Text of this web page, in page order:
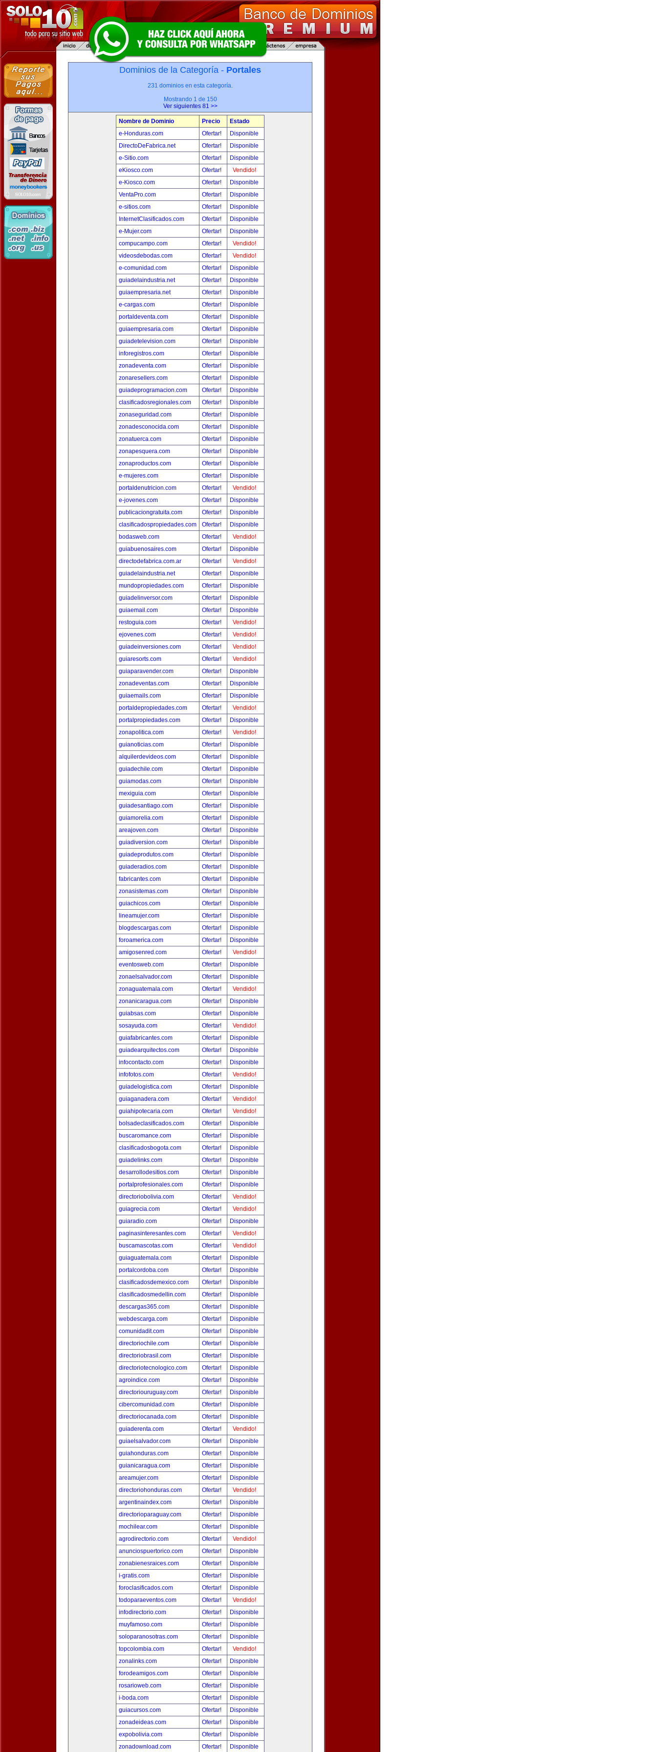
Dominios de la Categoría - Portales
231 dominios en esta categoría.
Mostrando 1 de 150
Ver siguientes 81 >>
Nombre de Dominio Precio
Estado
e-Honduras.com
Ofertar!
Disponible
DirectoDeFabrica.net
Ofertar!
Disponible
e-Sitio.com
Ofertar!
Disponible
eKiosco.com
Ofertar!
Vendido!
e-Kiosco.com
Ofertar!
Disponible
VentaPro.com
Ofertar!
Disponible
e-sitios.com
Ofertar!
Disponible
InternetClasificados.com
Ofertar!
Disponible
e-Mujer.com
Ofertar!
Disponible
compucampo.com
Ofertar!
Vendido!
videosdebodas.com
Ofertar!
Vendido!
e-comunidad.com
Ofertar!
Disponible
guiadelaindustria.net
Ofertar!
Disponible
guiaempresaria.net
Ofertar!
Disponible
e-cargas.com
Ofertar!
Disponible
portaldeventa.com
Ofertar!
Disponible
guiaempresaria.com
Ofertar!
Disponible
guiadetelevision.com
Ofertar!
Disponible
inforegistros.com
Ofertar!
Disponible
zonadeventa.com
Ofertar!
Disponible
zonaresellers.com
Ofertar!
Disponible
guiadeprogramacion.com
Ofertar!
Disponible
clasificadosregionales.com
Ofertar!
Disponible
zonaseguridad.com
Ofertar!
Disponible
zonadesconocida.com
Ofertar!
Disponible
zonatuerca.com
Ofertar!
Disponible
zonapesquera.com
Ofertar!
Disponible
zonaproductos.com
Ofertar!
Disponible
e-mujeres.com
Ofertar!
Disponible
portaldenutricion.com
Ofertar!
Vendido!
e-jovenes.com
Ofertar!
Disponible
publicaciongratuita.com
Ofertar!
Disponible
clasificadospropiedades.com
Ofertar!
Disponible
bodasweb.com
Ofertar!
Vendido!
guiabuenosaires.com
Ofertar!
Disponible
directodefabrica.com.ar
Ofertar!
Vendido!
guiadelaindustria.net
Ofertar!
Disponible
mundopropiedades.com
Ofertar!
Disponible
guiadelinversor.com
Ofertar!
Disponible
guiaemail.com
Ofertar!
Disponible
restoguia.com
Ofertar!
Vendido!
ejovenes.com
Ofertar!
Vendido!
guiadeinversiones.com
Ofertar!
Vendido!
guiaresorts.com
Ofertar!
Vendido!
guiaparavender.com
Ofertar!
Disponible
zonadeventas.com
Ofertar!
Disponible
guiaemails.com
Ofertar!
Disponible
portaldepropiedades.com
Ofertar!
Vendido!
portalpropiedades.com
Ofertar!
Disponible
zonapolitica.com
Ofertar!
Vendido!
guianoticias.com
Ofertar!
Disponible
alquilerdevideos.com
Ofertar!
Disponible
guiadechile.com
Ofertar!
Disponible
guiamodas.com
Ofertar!
Disponible
mexiguia.com
Ofertar!
Disponible
guiadesantiago.com
Ofertar!
Disponible
guiamorelia.com
Ofertar!
Disponible
areajoven.com
Ofertar!
Disponible
guiadiversion.com
Ofertar!
Disponible
guiadeprodutos.com
Ofertar!
Disponible
guiaderadios.com
Ofertar!
Disponible
fabricantes.com
Ofertar!
Disponible
zonasistemas.com
Ofertar!
Disponible
guiachicos.com
Ofertar!
Disponible
lineamujer.com
Ofertar!
Disponible
blogdescargas.com
Ofertar!
Disponible
foroamerica.com
Ofertar!
Disponible
amigosenred.com
Ofertar!
Vendido!
eventosweb.com
Ofertar!
Disponible
zonaelsalvador.com
Ofertar!
Disponible
zonaguatemala.com
Ofertar!
Vendido!
zonanicaragua.com
Ofertar!
Disponible
guiabsas.com
Ofertar!
Disponible
sosayuda.com
Ofertar!
Vendido!
guiafabricantes.com
Ofertar!
Disponible
guiadearquitectos.com
Ofertar!
Disponible
infocontacto.com
Ofertar!
Disponible
infofotos.com
Ofertar!
Vendido!
guiadelogistica.com
Ofertar!
Disponible
guiaganadera.com
Ofertar!
Vendido!
guiahipotecaria.com
Ofertar!
Vendido!
bolsadeclasificados.com
Ofertar!
Disponible
buscaromance.com
Ofertar!
Disponible
clasificadosbogota.com
Ofertar!
Disponible
guiadelinks.com
Ofertar!
Disponible
desarrollodesitios.com
Ofertar!
Disponible
portalprofesionales.com
Ofertar!
Disponible
directoriobolivia.com
Ofertar!
Vendido!
guiagrecia.com
Ofertar!
Vendido!
guiaradio.com
Ofertar!
Disponible
paginasinteresantes.com
Ofertar!
Vendido!
buscamascotas.com
Ofertar!
Vendido!
guiaguatemala.com
Ofertar!
Disponible
portalcordoba.com
Ofertar!
Disponible
clasificadosdemexico.com
Ofertar!
Disponible
clasificadosmedellin.com
Ofertar!
Disponible
descargas365.com
Ofertar!
Disponible
webdescarga.com
Ofertar!
Disponible
comunidadit.com
Ofertar!
Disponible
directoriochile.com
Ofertar!
Disponible
directoriobrasil.com
Ofertar!
Disponible
directoriotecnologico.com
Ofertar!
Disponible
agroindice.com
Ofertar!
Disponible
directoriouruguay.com
Ofertar!
Disponible
cibercomunidad.com
Ofertar!
Disponible
directoriocanada.com
Ofertar!
Disponible
guiaderenta.com
Ofertar!
Vendido!
guiaelsalvador.com
Ofertar!
Disponible
guiahonduras.com
Ofertar!
Disponible
guianicaragua.com
Ofertar!
Disponible
areamujer.com
Ofertar!
Disponible
directoriohonduras.com
Ofertar!
Vendido!
argentinaindex.com
Ofertar!
Disponible
directorioparaguay.com
Ofertar!
Disponible
mochilear.com
Ofertar!
Disponible
agrodirectorio.com
Ofertar!
Vendido!
anunciospuertorico.com
Ofertar!
Disponible
zonabienesraices.com
Ofertar!
Disponible
i-gratis.com
Ofertar!
Disponible
foroclasificados.com
Ofertar!
Disponible
todoparaeventos.com
Ofertar!
Vendido!
infodirectorio.com
Ofertar!
Disponible
muyfamoso.com
Ofertar!
Disponible
soloparanosotras.com
Ofertar!
Disponible
topcolombia.com
Ofertar!
Vendido!
zonalinks.com
Ofertar!
Disponible
forodeamigos.com
Ofertar!
Disponible
rosarioweb.com
Ofertar!
Disponible
i-boda.com
Ofertar!
Disponible
guiacursos.com
Ofertar!
Disponible
zonadeideas.com
Ofertar!
Disponible
expobolivia.com
Ofertar!
Disponible
zonadownload.com
Ofertar! Disponible